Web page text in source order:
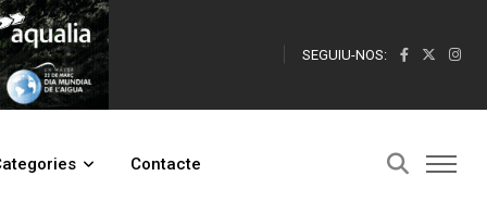
SEGUIU-NOS:
Contacte